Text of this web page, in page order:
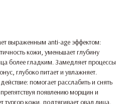
выраженным anti-age эффектом:
кожи, уменьшает глубину
более гладким. Замедляет процессы
глубоко питает и увлажняет.
помогает расслабить и снять
появлению морщин и
тургор кожи, подтягивает овал лица,